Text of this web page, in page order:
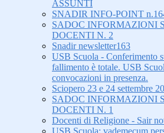
ASSUNTI
SNADIR INFO-POINT
SADOC INFORMAZIONI
DOCENTI N. 2
Snadir newsletter163
USB Scuola - Conferimento
fallimento è totale. USB
convocazioni in presenza.
Sciopero 23 e 24 settembre
SADOC INFORMAZIONI
DOCENTI N. 1
Docenti di Religione - Sair